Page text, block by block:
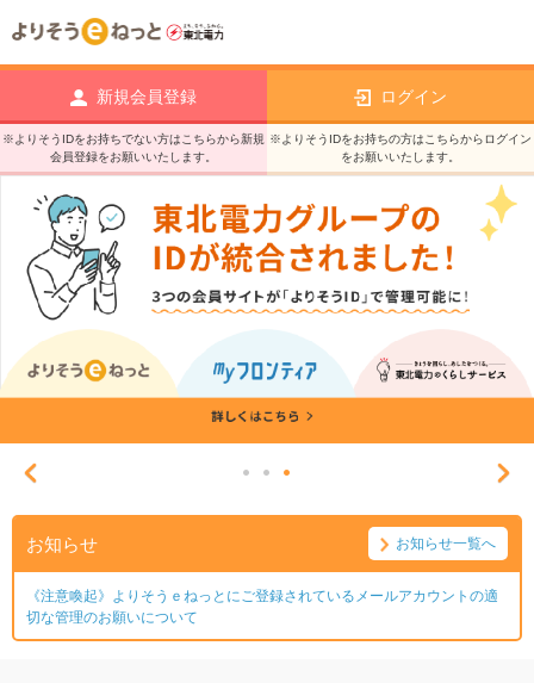
新規会員登録 ログイン
※よりそうIDをお持ちでない方はこちらから新規
会員登録をお願いいたします。
※よりそうIDをお持ちの方はこちらからログイン
をお願いいたします。
お知らせ お知らせ一覧へ
《注意喚起》よりそうｅねっとにご登録されているメールアカウントの適
切な管理のお願いについて